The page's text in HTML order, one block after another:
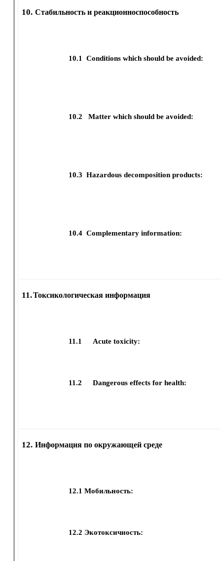
10. Стабильность и реакционноспособность
10.1 Conditions which should be avoided:
10.2 Matter which should be avoided:
10.3 Hazardous decomposition products:
10.4 Complementary information:
11.Токсикологическая информация
11.1 Acute toxicity:
11.2 Dangerous effects for health:
12. Информация по окружающей среде
12.1 Мобильность:
12.2 Экотоксичность: